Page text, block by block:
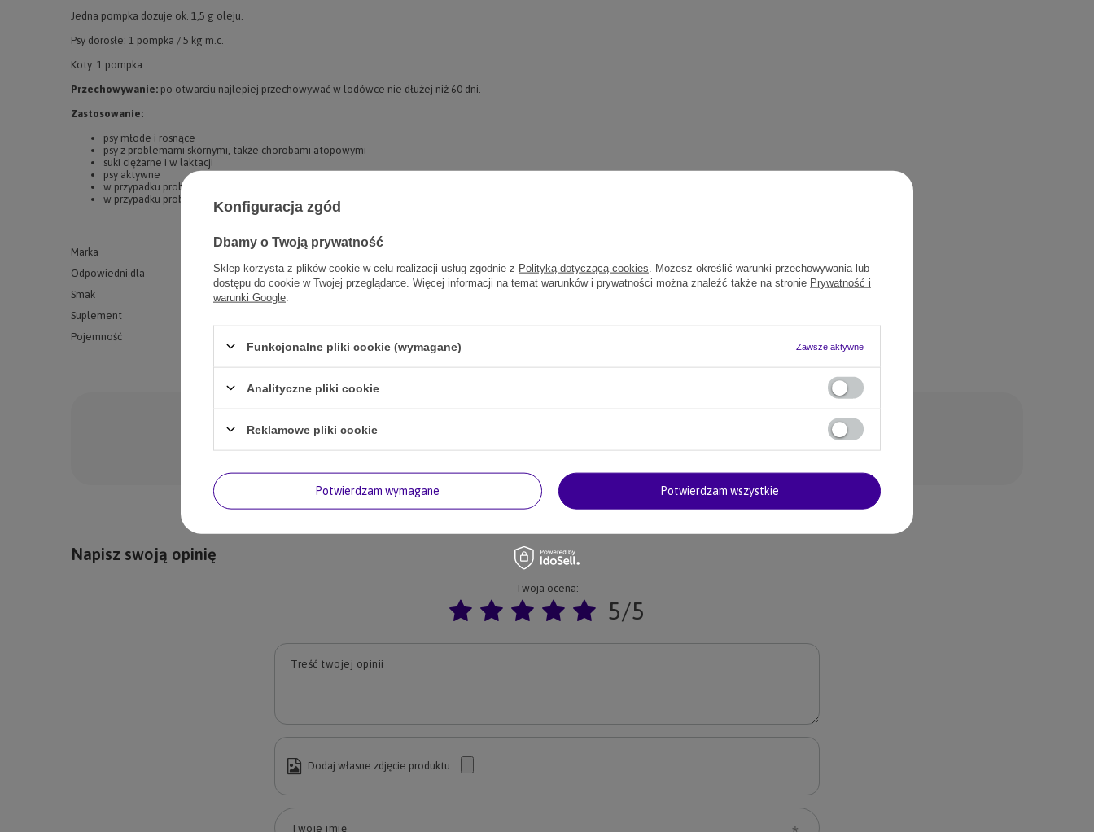
Marka
Odpowiedni dla
wszystkich psów
Smak
Ryba
Suplement
Pojemność
Jedna pompka dozuje ok. 1,5 g oleju.
Psy dorosłe: 1 pompka / 5 kg m.c.
Koty: 1 pompka.
Przechowywanie: po otwarciu najlepiej przechowywać w lodówce nie dłużej niż 60 dni.
Zastosowanie:
psy młode i rosnące
psy z problemami skórnymi, także chorobami atopowymi
suki ciężarne i w laktacji
psy aktywne
w przypadku problemów z aparatem ruchu
w przypadku problemów neurologicznych i behawioralnych (agresja, nadwrażliwość, nadreaktywność)
Potrzebujesz pomocy? Masz pytania?
Napisz swoją opinię
Twoja ocena:
5/5
Treść twojej opinii
Dodaj własne zdjęcie produktu:
Twoje imię
Konfiguracja zgód
Dbamy o Twoją prywatność
Sklep korzysta z plików cookie w celu realizacji usług zgodnie z Polityką dotyczącą cookies . Możesz określić warunki przechowywania lub
dostępu do cookie w Twojej przeglądarce. Więcej informacji na temat warunków i prywatności można znaleźć także na stronie Prywatność i
warunki Google
Funkcjonalne pliki cookie (wymagane) Zawsze aktywne
Analityczne pliki cookie
Reklamowe pliki cookie
Potwierdzam wymagane Potwierdzam wszystkie